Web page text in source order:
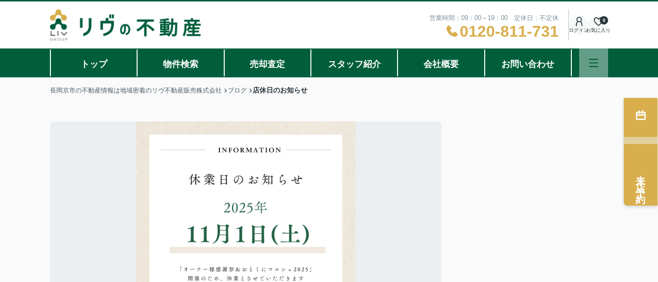
営業時間：09：00～19：00 定休日：不定休
0120-811-731 ログインお気に入り
0
トップ 物件検索 売却査定 スタッフ紹介 会社概要 お問い合わせ
長岡京市の不動産情報は地域密着のリヴ不動産販売株式会社 ブログ 店休日のお知らせ
来店予約